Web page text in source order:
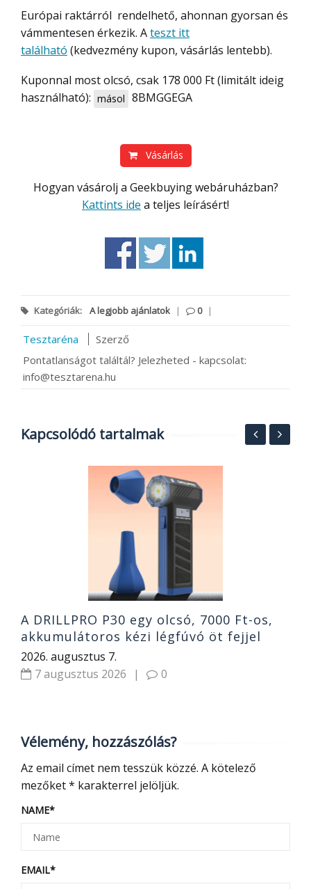
Európai raktárról rendelhető, ahonnan gyorsan és
vámmentesen érkezik. Ateszt itt
található (kedvezmény kupon, vásárlás lentebb).
Kuponnal most olcsó, csak 178 000 Ft (limitált ideig
használható): másol 8BMGGEGA
Vásárlás
Hogyan vásárolj a Geekbuying webáruházban?
Kattints ide a teljes leírásért!
Kategóriák: A legjobb ajánlatok | 0 |
Tesztaréna
Szerző
Pontatlanságot találtál? Jelezheted - kapcsolat:
info@tesztarena.hu
Kapcsolódó tartalmak
A DRILLPRO P30 egy olcsó, 7000 Ft-os,
akkumulátoros kézi légfúvó öt fejjel
2026. augusztus 7.
7 augusztus 2026
| 0
Vélemény, hozzászólás?
Az email címet nem tesszük közzé. A kötelező
mezőket* karakterrel jelöljük.
NAME*
EMAIL*